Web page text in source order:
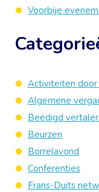
Voorbije
Activiteiten door
Algemene
Beëdigd
Beurzen
Borrelavond
Conferenties
Frans-Duits